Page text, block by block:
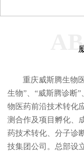
重庆威斯腾生物
生物”、“威斯腾诊断
物医药前沿技术转化
测合作及项目孵化、
药技术转化、分子诊
技集团公司。总部设